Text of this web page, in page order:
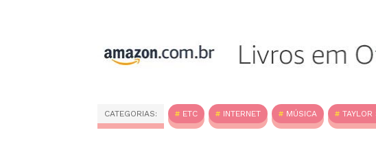
CATEGORIAS: ETC INTERNET MÚSICA TAYLOR